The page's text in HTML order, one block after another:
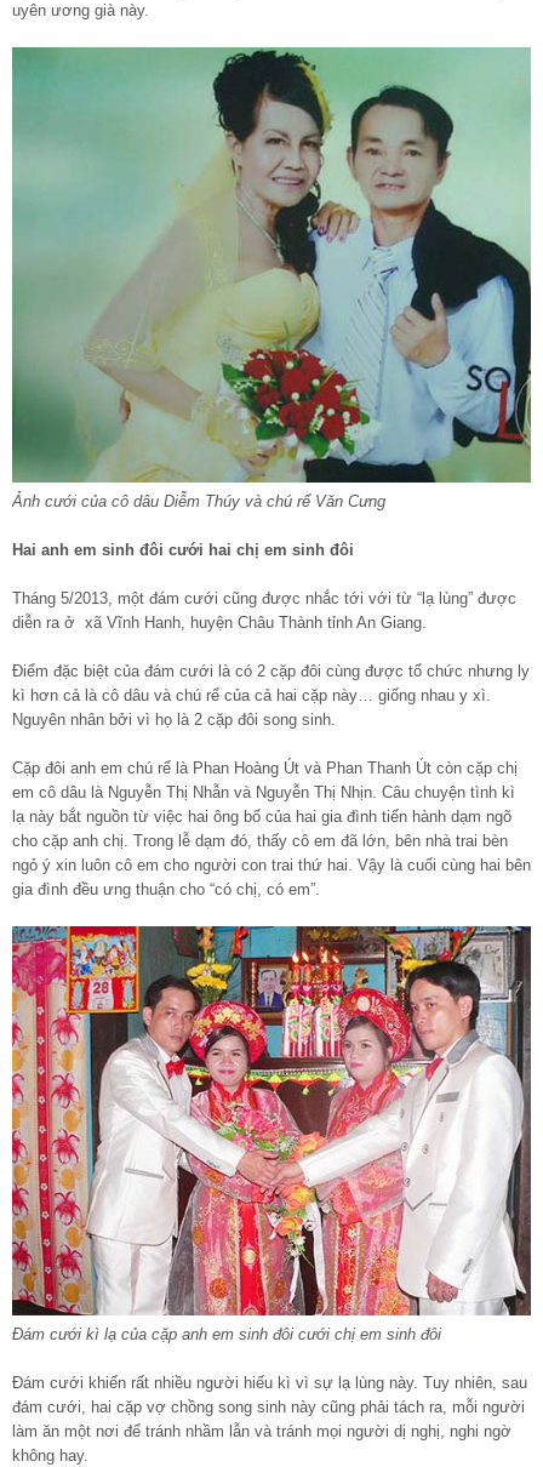
uyên ương già này.
Ảnh cưới của cô dâu Diễm Thúy và chú rể Văn Cưng
Hai anh em sinh đôi cưới hai chị em sinh đôi
Tháng 5/2013, một đám cưới cũng được nhắc tới với từ “lạ lùng” được
diễn ra ở xã Vĩnh Hanh, huyện Châu Thành tỉnh An Giang.
Điểm đặc biệt của đám cưới là có 2 cặp đôi cùng được tổ chức nhưng ly
kì hơn cả là cô dâu và chú rể của cả hai cặp này… giống nhau y xì.
Nguyên nhân bởi vì họ là 2 cặp đôi song sinh.
Cặp đôi anh em chú rể là Phan Hoàng Út và Phan Thanh Út còn cặp chị
em cô dâu là Nguyễn Thị Nhẫn và Nguyễn Thị Nhịn. Câu chuyện tình kì
lạ này bắt nguồn từ việc hai ông bố của hai gia đình tiến hành dạm ngõ
cho cặp anh chị. Trong lễ dạm đó, thấy cô em đã lớn, bên nhà trai bèn
ngỏ ý xin luôn cô em cho người con trai thứ hai. Vậy là cuối cùng hai bên
gia đình đều ưng thuận cho “có chị, có em”.
Đám cưới kì lạ của cặp anh em sinh đôi cưới chị em sinh đôi
Đám cưới khiến rất nhiều người hiếu kì vì sự lạ lùng này. Tuy nhiên, sau
đám cưới, hai cặp vợ chồng song sinh này cũng phải tách ra, mỗi người
làm ăn một nơi để tránh nhầm lẫn và tránh mọi người dị nghị, nghi ngờ
không hay.